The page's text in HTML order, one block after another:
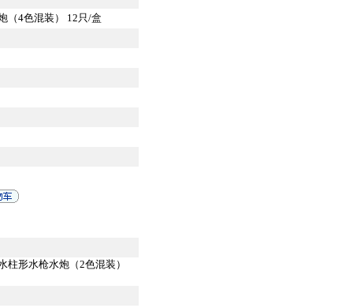
（4色混装） 12只/盒
柱形水枪水炮（2色混装）